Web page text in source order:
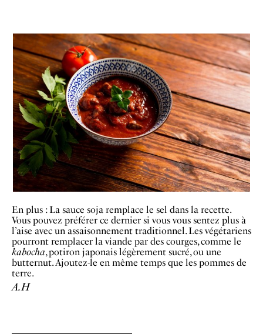
En plus : La sauce soja remplace le sel dans la recette.
Vous pouvez préférer ce dernier si vous vous sentez plus à
l’aise avec un assaisonnement traditionnel. Les végétariens
pourront remplacer la viande par des courges, comme le
kabocha, potiron japonais légèrement sucré, ou une
butternut. Ajoutez-le en même temps que les pommes de
terre.
A.H